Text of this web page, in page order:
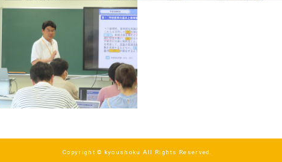
Copyright © kyoushoku All Rights Reserved.